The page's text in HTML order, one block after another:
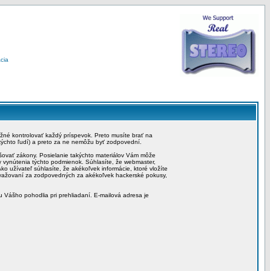
kontrolovať každý príspevok. Preto musíte brať na
ľudí) a preto za ne nemôžu byť zodpovední.
zákony. Posielanie takýchto materiálov Vám môže
týchto podmienok. Súhlasíte, že webmaster,
užívateľ súhlasíte, že akékoľvek informácie, ktoré vložíte
za zodpovedných za akékoľvek hackerské pokusy,
pohodlia pri prehliadaní. E-mailová adresa je